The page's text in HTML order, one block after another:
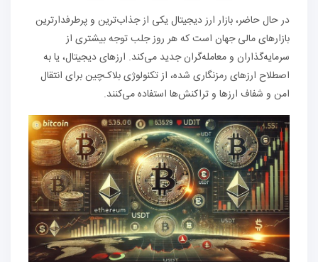
در حال حاضر، بازار ارز دیجیتال یکی از جذاب‌ترین و پرطرفدارترین
بازارهای مالی جهان است که هر روز جلب توجه بیشتری از
سرمایه‌گذاران و معامله‌گران جدید می‌کند. ارزهای دیجیتال، یا به
اصطلاح ارزهای رمزنگاری شده، از تکنولوژی بلاک‌چین برای انتقال
امن و شفاف ارزها و تراکنش‌ها استفاده می‌کنند.